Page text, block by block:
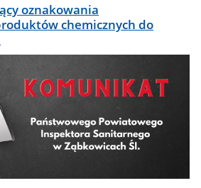
oznakowania
chemicznych do